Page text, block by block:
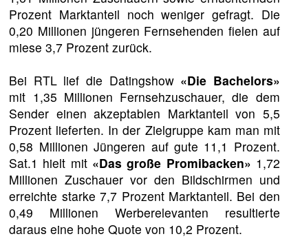
Prozent Marktanteil noch weniger gefragt. Die
0,20 Millionen jüngeren Fernsehenden fielen auf
miese 3,7 Prozent zurück.
Bei RTL lief die Datingshow «Die Bachelors»
mit 1,35 Millionen Fernsehzuschauer, die dem
Sender einen akzeptablen Marktanteil von 5,5
Prozent lieferten. In der Zielgruppe kam man mit
0,58 Millionen Jüngeren auf gute 11,1 Prozent.
Sat.1 hielt mit «Das große Promibacken» 1,72
Millionen Zuschauer vor den Bildschirmen und
erreichte starke 7,7 Prozent Marktanteil. Bei den
0,49 Millionen Werberelevanten resultierte
daraus eine hohe Quote von 10,2 Prozent.